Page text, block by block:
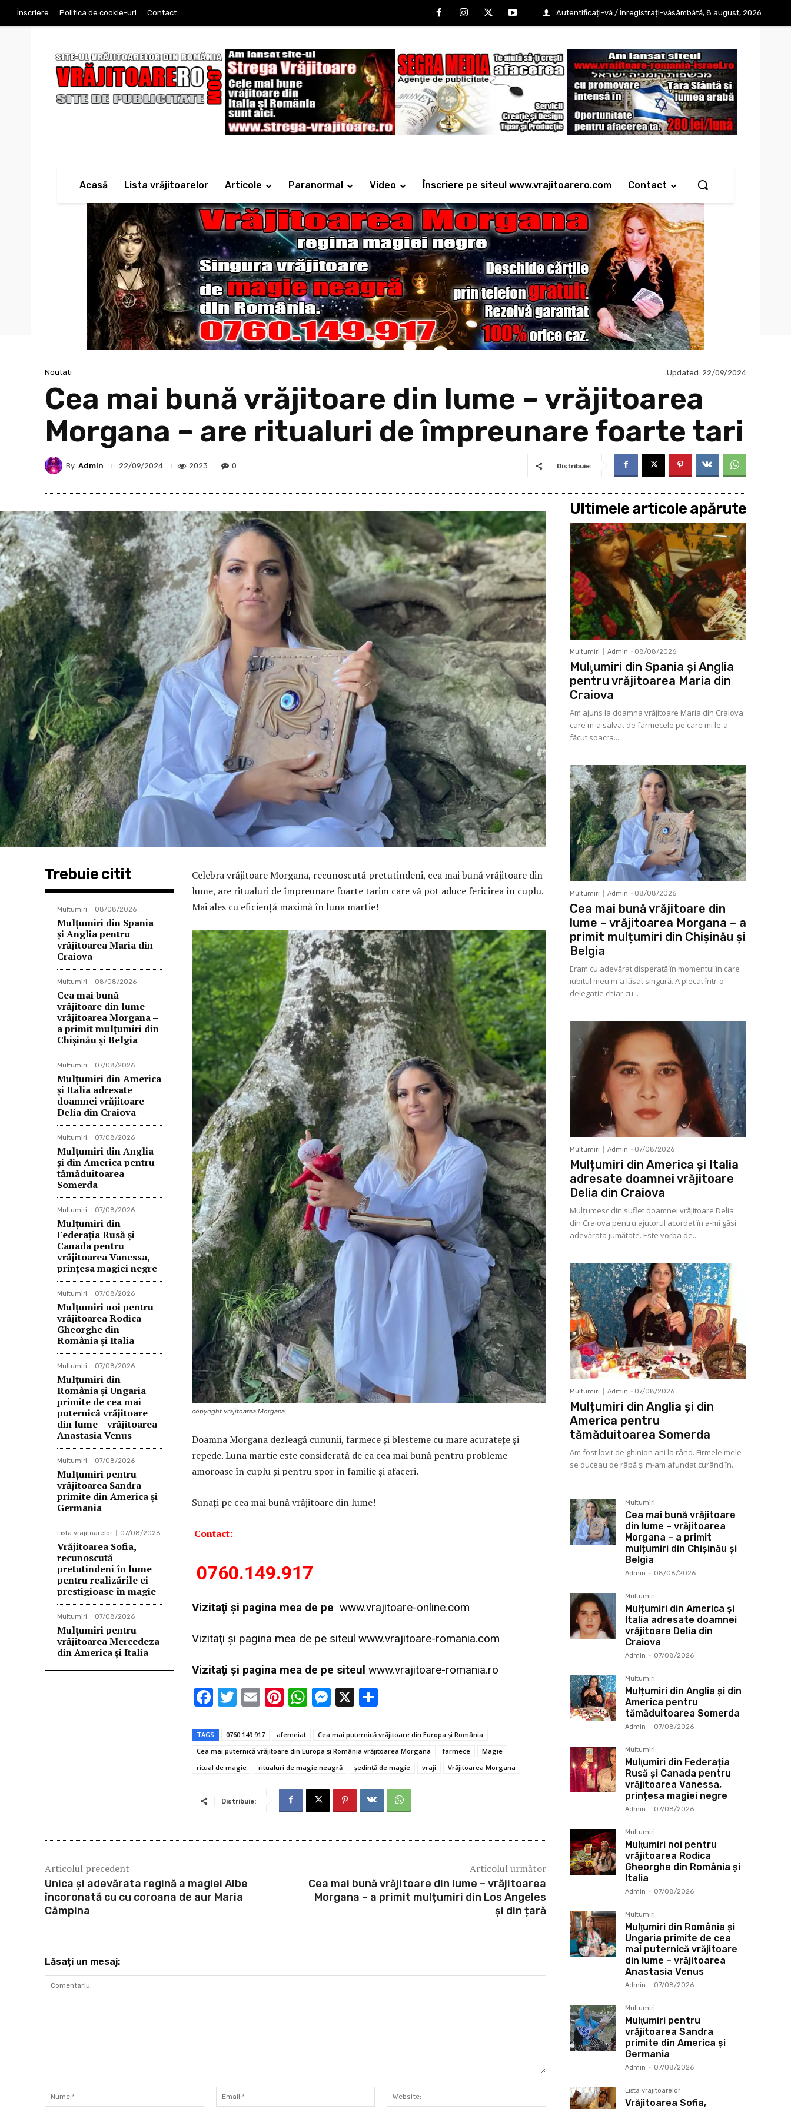
sâmbătă, 8 august, 2026
Înscriere Politica de cookie-uri Contact Autentificați-vă / Înregistrați-vă
Acasă Lista vrăjitoarelor Articole Paranormal Video Înscriere pe siteul www.vrajitoarero.com Contact
Noutati Updated: 22/09/2024
Cea mai bună vrăjitoare din lume – vrăjitoarea
Morgana – are ritualuri de împreunare foarte tari
By Admin 22/09/2024 2023 0 Distribuie:
Trebuie citit
Multumiri 08/08/2026
Mulţumiri din Spania
şi Anglia pentru
vrăjitoarea Maria din
Craiova
Multumiri 08/08/2026
Cea mai bună
vrăjitoare din lume –
vrăjitoarea Morgana –
a primit mulțumiri din
Chișinău și Belgia
Multumiri 07/08/2026
Mulțumiri din America
și Italia adresate
doamnei vrăjitoare
Delia din Craiova
Multumiri 07/08/2026
Mulțumiri din Anglia
și din America pentru
tămăduitoarea
Somerda
Multumiri 07/08/2026
Mulţumiri din
Federația Rusă și
Canada pentru
vrăjitoarea Vanessa,
prințesa magiei negre
Multumiri 07/08/2026
Mulţumiri noi pentru
vrăjitoarea Rodica
Gheorghe din
România și Italia
Multumiri 07/08/2026
Mulţumiri din
România și Ungaria
primite de cea mai
puternică vrăjitoare
din lume – vrăjitoarea
Anastasia Venus
Multumiri 07/08/2026
Mulţumiri pentru
vrăjitoarea Sandra
primite din America și
Germania
Lista vrajitoarelor 07/08/2026
Vrăjitoarea Sofia,
recunoscută
pretutindeni în lume
pentru realizările ei
prestigioase în magie
Multumiri 07/08/2026
Mulțumiri pentru
vrăjitoarea Mercedeza
din America și Italia
Celebra vrăjitoare Morgana, recunoscută pretutindeni, cea mai bună vrăjitoare din
lume, are ritualuri de împreunare foarte tarim care vă pot aduce fericirea în cuplu.
Mai ales cu eficiență maximă în luna martie!
copyright vrajitoarea Morgana
Doamna Morgana dezleagă cununii, farmece și blesteme cu mare acuratețe și
repede. Luna martie este considerată de ea cea mai bună pentru probleme
amoroase în cuplu și pentru spor în familie și afaceri.
Sunați pe cea mai bună vrăjitoare din lume!
Contact:
0760.149.917
Vizitaţi şi pagina mea de pe www.vrajitoare-online.com
Vizitaţi şi pagina mea de pe siteul www.vrajitoare-romania.com
Vizitaţi şi pagina mea de pe siteul www.vrajitoare-romania.ro
F
e
b
o
k
T
it
te
r
E
ai
l
Pi
er
es
t
W
at
s
A
p
p
M
se
n
g
er
X
ta
je
az
ă
TAGS 0760.149.917 afemeiat
Cea mai puternică vrăjitoare din Europa și România
Cea mai puternică vrăjitoare din Europa și România vrăjitoarea Morgana
farmece
Magie
ritual de magie
ritualuri de magie neagră şedinţă de magie vraji Vrăjitoarea Morgana
Distribuie:
Articolul precedent
Unica și adevărata regină a magiei Albe
încoronată cu cu coroana de aur Maria
Câmpina
Articolul următor
Cea mai bună vrăjitoare din lume – vrăjitoarea
Morgana – a primit mulțumiri din Los Angeles
și din țară
Lăsați un mesaj:
Nume:*
Email:* Website:
Ultimele articole apărute
Multumiri Admin - 08/08/2026
Mulţumiri din Spania şi Anglia
pentru vrăjitoarea Maria din
Craiova
Am ajuns la doamna vrăjitoare Maria din Craiova
care m-a salvat de farmecele pe care mi le-a
făcut soacra...
Multumiri Admin - 08/08/2026
Cea mai bună vrăjitoare din
lume – vrăjitoarea Morgana – a
primit mulțumiri din Chișinău și
Belgia
Eram cu adevărat disperată în momentul în care
iubitul meu m-a lăsat singură. A plecat într-o
delegaţie chiar cu...
Multumiri Admin - 07/08/2026
Mulțumiri din America și Italia
adresate doamnei vrăjitoare
Delia din Craiova
Mulţumesc din suflet doamnei vrăjitoare Delia
din Craiova pentru ajutorul acordat în a-mi găsi
adevărata jumătate. Este vorba de...
Multumiri Admin - 07/08/2026
Mulțumiri din Anglia și din
America pentru
tămăduitoarea Somerda
Am fost lovit de ghinion ani la rând. Firmele mele
se duceau de râpă şi m-am afundat curând în...
Multumiri
Cea mai bună vrăjitoare
din lume – vrăjitoarea
Morgana – a primit
mulțumiri din Chișinău și
Belgia
Admin - 08/08/2026
Multumiri
Mulțumiri din America și
Italia adresate doamnei
vrăjitoare Delia din
Craiova
Admin - 07/08/2026
Multumiri
Mulțumiri din Anglia și din
America pentru
tămăduitoarea Somerda
Admin - 07/08/2026
Multumiri
Mulţumiri din Federația
Rusă și Canada pentru
vrăjitoarea Vanessa,
prințesa magiei negre
Admin - 07/08/2026
Multumiri
Mulţumiri noi pentru
vrăjitoarea Rodica
Gheorghe din România și
Italia
Admin - 07/08/2026
Multumiri
Mulţumiri din România și
Ungaria primite de cea
mai puternică vrăjitoare
din lume – vrăjitoarea
Anastasia Venus
Admin - 07/08/2026
Multumiri
Mulţumiri pentru
vrăjitoarea Sandra
primite din America și
Germania
Admin - 07/08/2026
Lista vrajitoarelor
Vrăjitoarea Sofia,